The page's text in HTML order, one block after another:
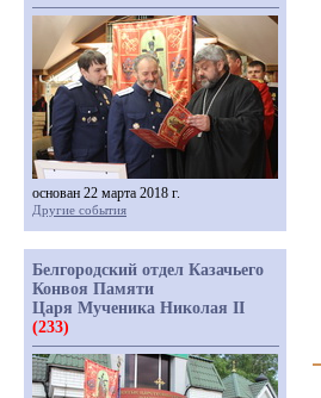
основан 22 марта 2018 г.
Другие события
Белгородский отдел Казачьего
Конвоя Памяти
Царя Мученика Николая II
(233)